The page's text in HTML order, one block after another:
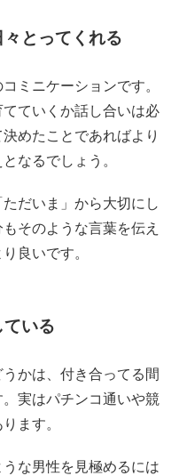
とってくれる
ミニケーションです。
ていくか話し合いは必
めたことであればより
なるでしょう。
だいま」から大切にし
そのような言葉を伝え
良いです。
いる
かは、付き合ってる間
実はパチンコ通いや競
ます。
な男性を見極めるには